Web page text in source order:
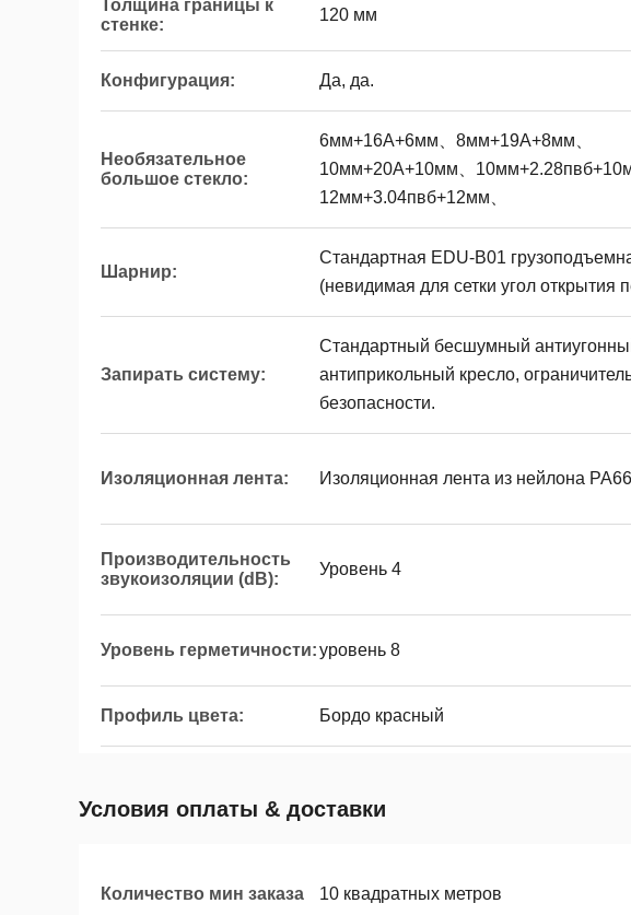
Толщина границы к
стенке:
120 мм
Конфигурация: Да, да.
Необязательное
большое стекло:
6мм+16А+6мм、8мм+19А+8мм、
10мм+20А+10мм、
12мм+3.04пвб+12мм、
Шарнир:
Стандартная EDU-B01
(невидимая для сетки угол открытия
Запирать систему:
Стандартный бесшумный
антиприкольный кресло,
безопасности.
Изоляционная лента: Изоляционная лента из нейлона PA66
Производительность
звукоизоляции (dB):
Уровень 4
Уровень герметичности:уровень 8
Профиль цвета: Бордо красный
Условия оплаты & доставки
Количество мин заказа 10 квадратных метров